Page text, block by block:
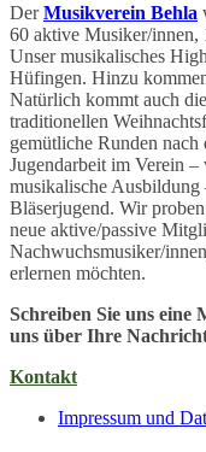
DerMusikverein Behla
60 aktive Musiker/innen,
Unser musikalisches
Hüfingen. Hinzu
Natürlich kommt auch
traditionellen
gemütliche Runden
Jugendarbeit im Verein
musikalische Ausbildung
Bläserjugend. Wir
neue aktive/passive
Nachwuchsmusiker/
erlernen möchten.
Schreiben Sie uns eine
uns über Ihre
Kontakt
Impressum und